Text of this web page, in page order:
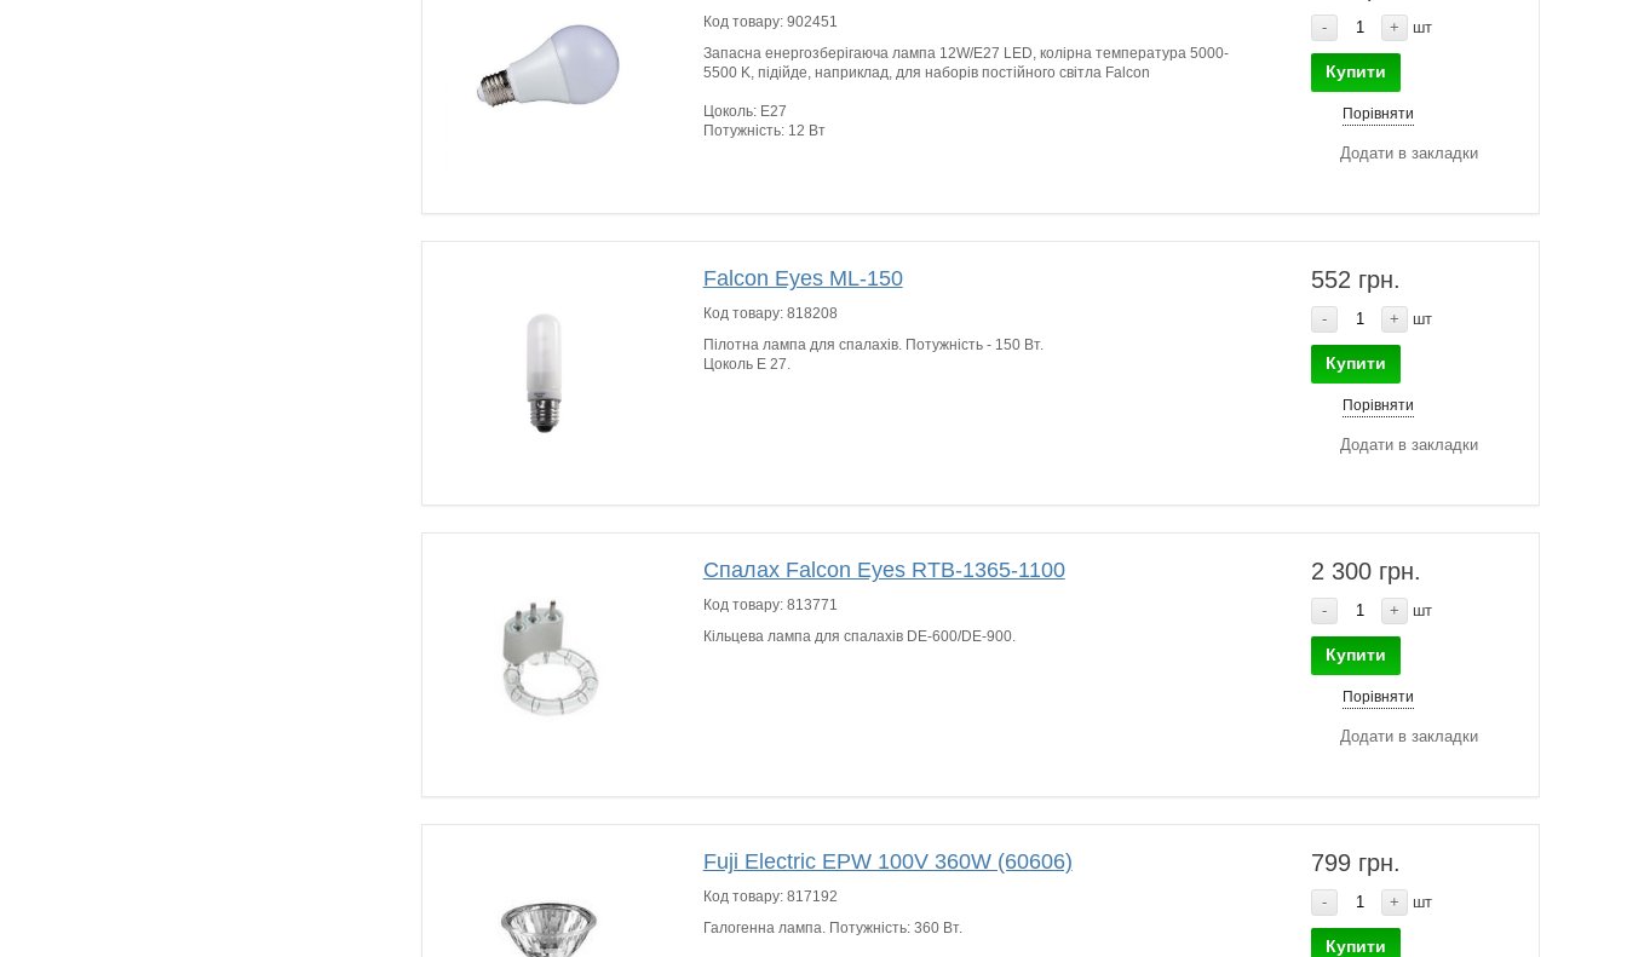
Код товару: 902451
Запасна енергозберігаюча лампа 12W/E27 LED, колірна температура 5000-
5500 K, підійде, наприклад, для наборів постійного світла Falcon
Цоколь: E27
Потужність: 12 Вт
- + шт
Купити
Порівняти
Додати в закладки
Falcon Eyes ML-150
Код товару: 818208
Пілотна лампа для спалахів. Потужність - 150 Вт.
Цоколь Е 27.
552 грн.
- + шт
Купити
Порівняти
Додати в закладки
Спалах Falcon Eyes RTB-1365-1100
Код товару: 813771
Кільцева лампа для спалахів DE-600/DE-900.
2 300 грн.
- + шт
Купити
Порівняти
Додати в закладки
Fuji Electric EPW 100V 360W (60606)
Код товару: 817192
Галогенна лампа. Потужність: 360 Вт.
799 грн.
- + шт
Купити